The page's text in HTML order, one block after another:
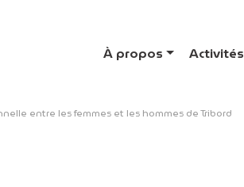
À propos Activités
entre les femmes et les hommes de Tribord